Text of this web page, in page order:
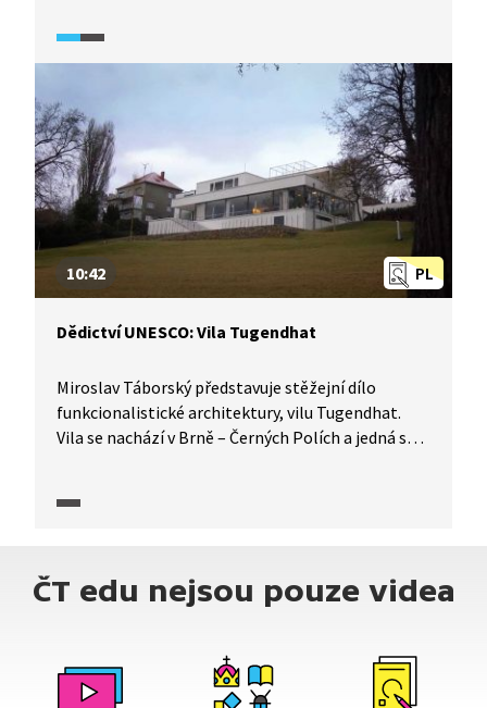
ve videu, a dozvíme se také o jejich historii. Kromě
krojů si prohlédneme také hanácký grunt, tradiční
místní obydlí.
PL
10:42
Dědictví UNESCO: Vila Tugendhat
Miroslav Táborský představuje stěžejní dílo
funkcionalistické architektury, vilu Tugendhat.
Vila se nachází v Brně – Černých Polích a jedná se
památky UNESCO.
ČT edu nejsou pouze videa